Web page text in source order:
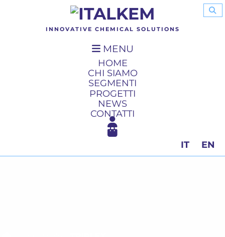
INNOVATIVE CHEMICAL SOLUTIONS
MENU
HOME
CHI SIAMO
SEGMENTI
PROGETTI
NEWS
CONTATTI
IT EN